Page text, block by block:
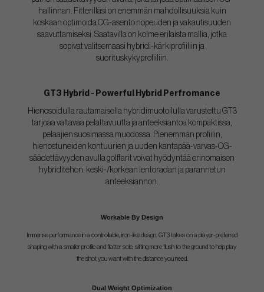
hallinnan. Fitterilläsi on enemmän mahdollisuuksia kuin
koskaan optimoida CG-asento nopeuden ja vakautisuuden
saavuttamiseksi. Saatavilla on kolme erilaista mallia, jotka
sopivat valitsemaasi hybridi-kärkiprofiiliin ja
suorituskykyprofiiliin.
GT3 Hybrid - Powerful Hybrid Perfromance
Hienosoidulla rautamaisella hybridimuotoilulla varustettu GT3
tarjoaa valtavaa pelattavuutta ja anteeksiantoa kompaktissa,
pelaajien suosimassa muodossa. Pienemmän profiilin,
hienostuneiden kontuurien ja uuden kantapää-varvas-CG-
säädettävyyden avulla golffarit voivat hyödyntää erinomaisen
hybriditehon, keski-/korkean lentoradan ja parannetun
anteeksiannon.
Workable By Design
Immense performance in a controllable, iron-like design. GT3 takes on a player-preferred
shaping with a smaller profile and flatter sole, sitting more flush to the ground to help play
the shot you want with the distance you need.
Dual Weight Optimization